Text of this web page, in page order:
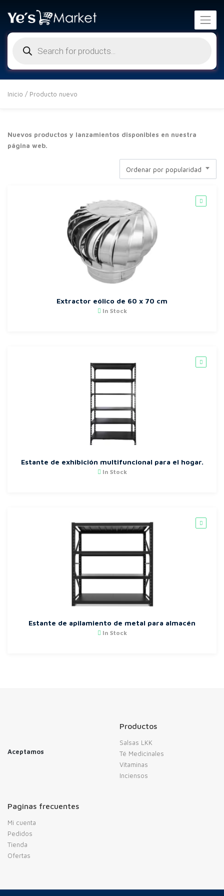
productos
Inicio / Producto nuevo
Nuevos productos y lanzamientos disponibles en nuestra
página web.
Ordenar por popularidad
Extractor eólico de 60 x 70 cm
In Stock
Estante de exhibición multifuncional para el hogar.
In Stock
Estante de apilamiento de metal para almacén
In Stock
Aceptamos
Productos
Salsas LKK
Té Medicinales
Vitaminas
Inciensos
Paginas frecuentes
Mi cuenta
Pedidos
Tienda
Ofertas